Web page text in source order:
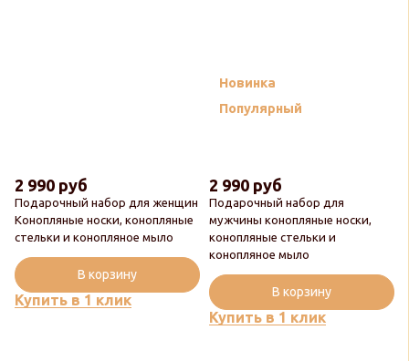
Подарочный набор для женщин
Конопляные носки, конопляные
стельки и конопляное мыло
2 990 руб
Купить в 1 клик
В корзину
Новинка
Популярный
Подарочный набор для
мужчины конопляные носки,
конопляные стельки и
конопляное мыло
2 990 руб
Купить в 1 клик
В корзину